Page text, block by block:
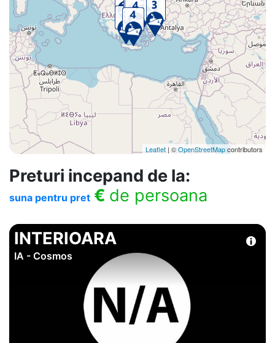
Leaflet | ©OpenStreetMapcontributors
Preturi incepand de la:
suna pentru pret € de persoana
INTERIOARA
IA - Cosmos